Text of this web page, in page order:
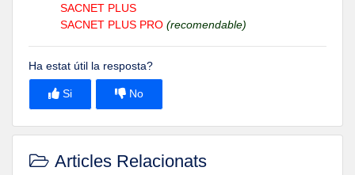
SACNET PLUS
SACNET PLUS PRO (recomendable)
Ha estat útil la resposta?
Si No
Articles Relacionats